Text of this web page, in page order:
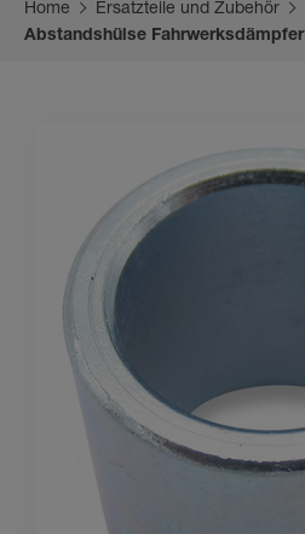
Home
Ersatzteile und Zubehör
Abstandshülse Fahrwerksdämpfer